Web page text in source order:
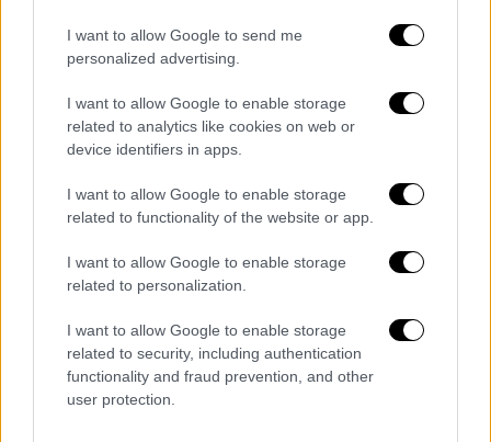
I want to allow Google to send me
personalized advertising.
I want to allow Google to enable storage
related to analytics like cookies on web or
device identifiers in apps.
I want to allow Google to enable storage
related to functionality of the website or app.
I want to allow Google to enable storage
related to personalization.
I want to allow Google to enable storage
related to security, including authentication
functionality and fraud prevention, and other
user protection.
Lifestyle|27.01.2025 21:56
Θλίψη για τον θάνατο του Ιάσονα